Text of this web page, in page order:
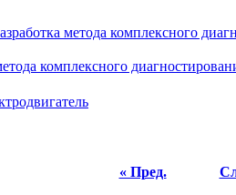
метода комплексного
« Пред.